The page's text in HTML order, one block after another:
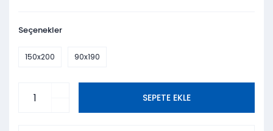
Seçenekler
150x200 90x190
SEPETE EKLE